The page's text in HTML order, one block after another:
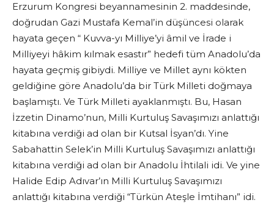
Erzurum Kongresi beyannamesinin 2. maddesinde,
doğrudan Gazi Mustafa Kemal’in düşüncesi olarak
hayata geçen “ Kuvva-yı Milliye’yi âmil ve İrade i
Milliyeyi hâkim kılmak esastır” hedefi tüm Anadolu’da
hayata geçmiş gibiydi. Milliye ve Millet aynı kökten
geldiğine göre Anadolu’da bir Türk Milleti doğmaya
başlamıştı. Ve Türk Milleti ayaklanmıştı. Bu, Hasan
İzzetin Dinamo’nun, Milli Kurtuluş Savaşımızı anlattığı
kitabına verdiği ad olan bir Kutsal İsyan’dı. Yine
Sabahattin Selek’in Milli Kurtuluş Savaşımızı anlattığı
kitabına verdiği ad olan bir Anadolu İhtilali idi. Ve yine
Halide Edip Adıvar’ın Milli Kurtuluş Savaşımızı
anlattığı kitabına verdiği “Türkün Ateşle İmtihanı” idi.